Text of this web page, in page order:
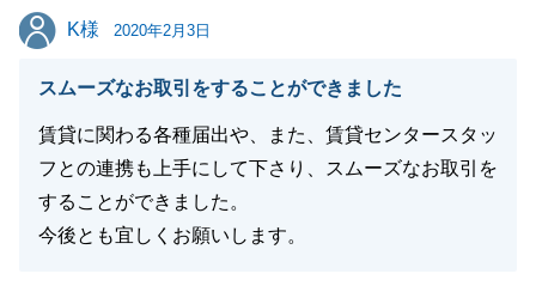
K様
K様 2020年2月3日
スムーズなお取引をすることができました
賃貸に関わる各種届出や、また、賃貸センタースタッ
フとの連携も上手にして下さり、スムーズなお取引を
することができました。
今後とも宜しくお願いします。